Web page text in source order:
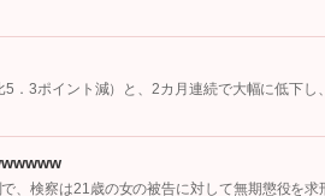
．3ポイント減）と、2カ月連続で大幅に低下
、検察は21歳の女の被告に対して無期懲役を